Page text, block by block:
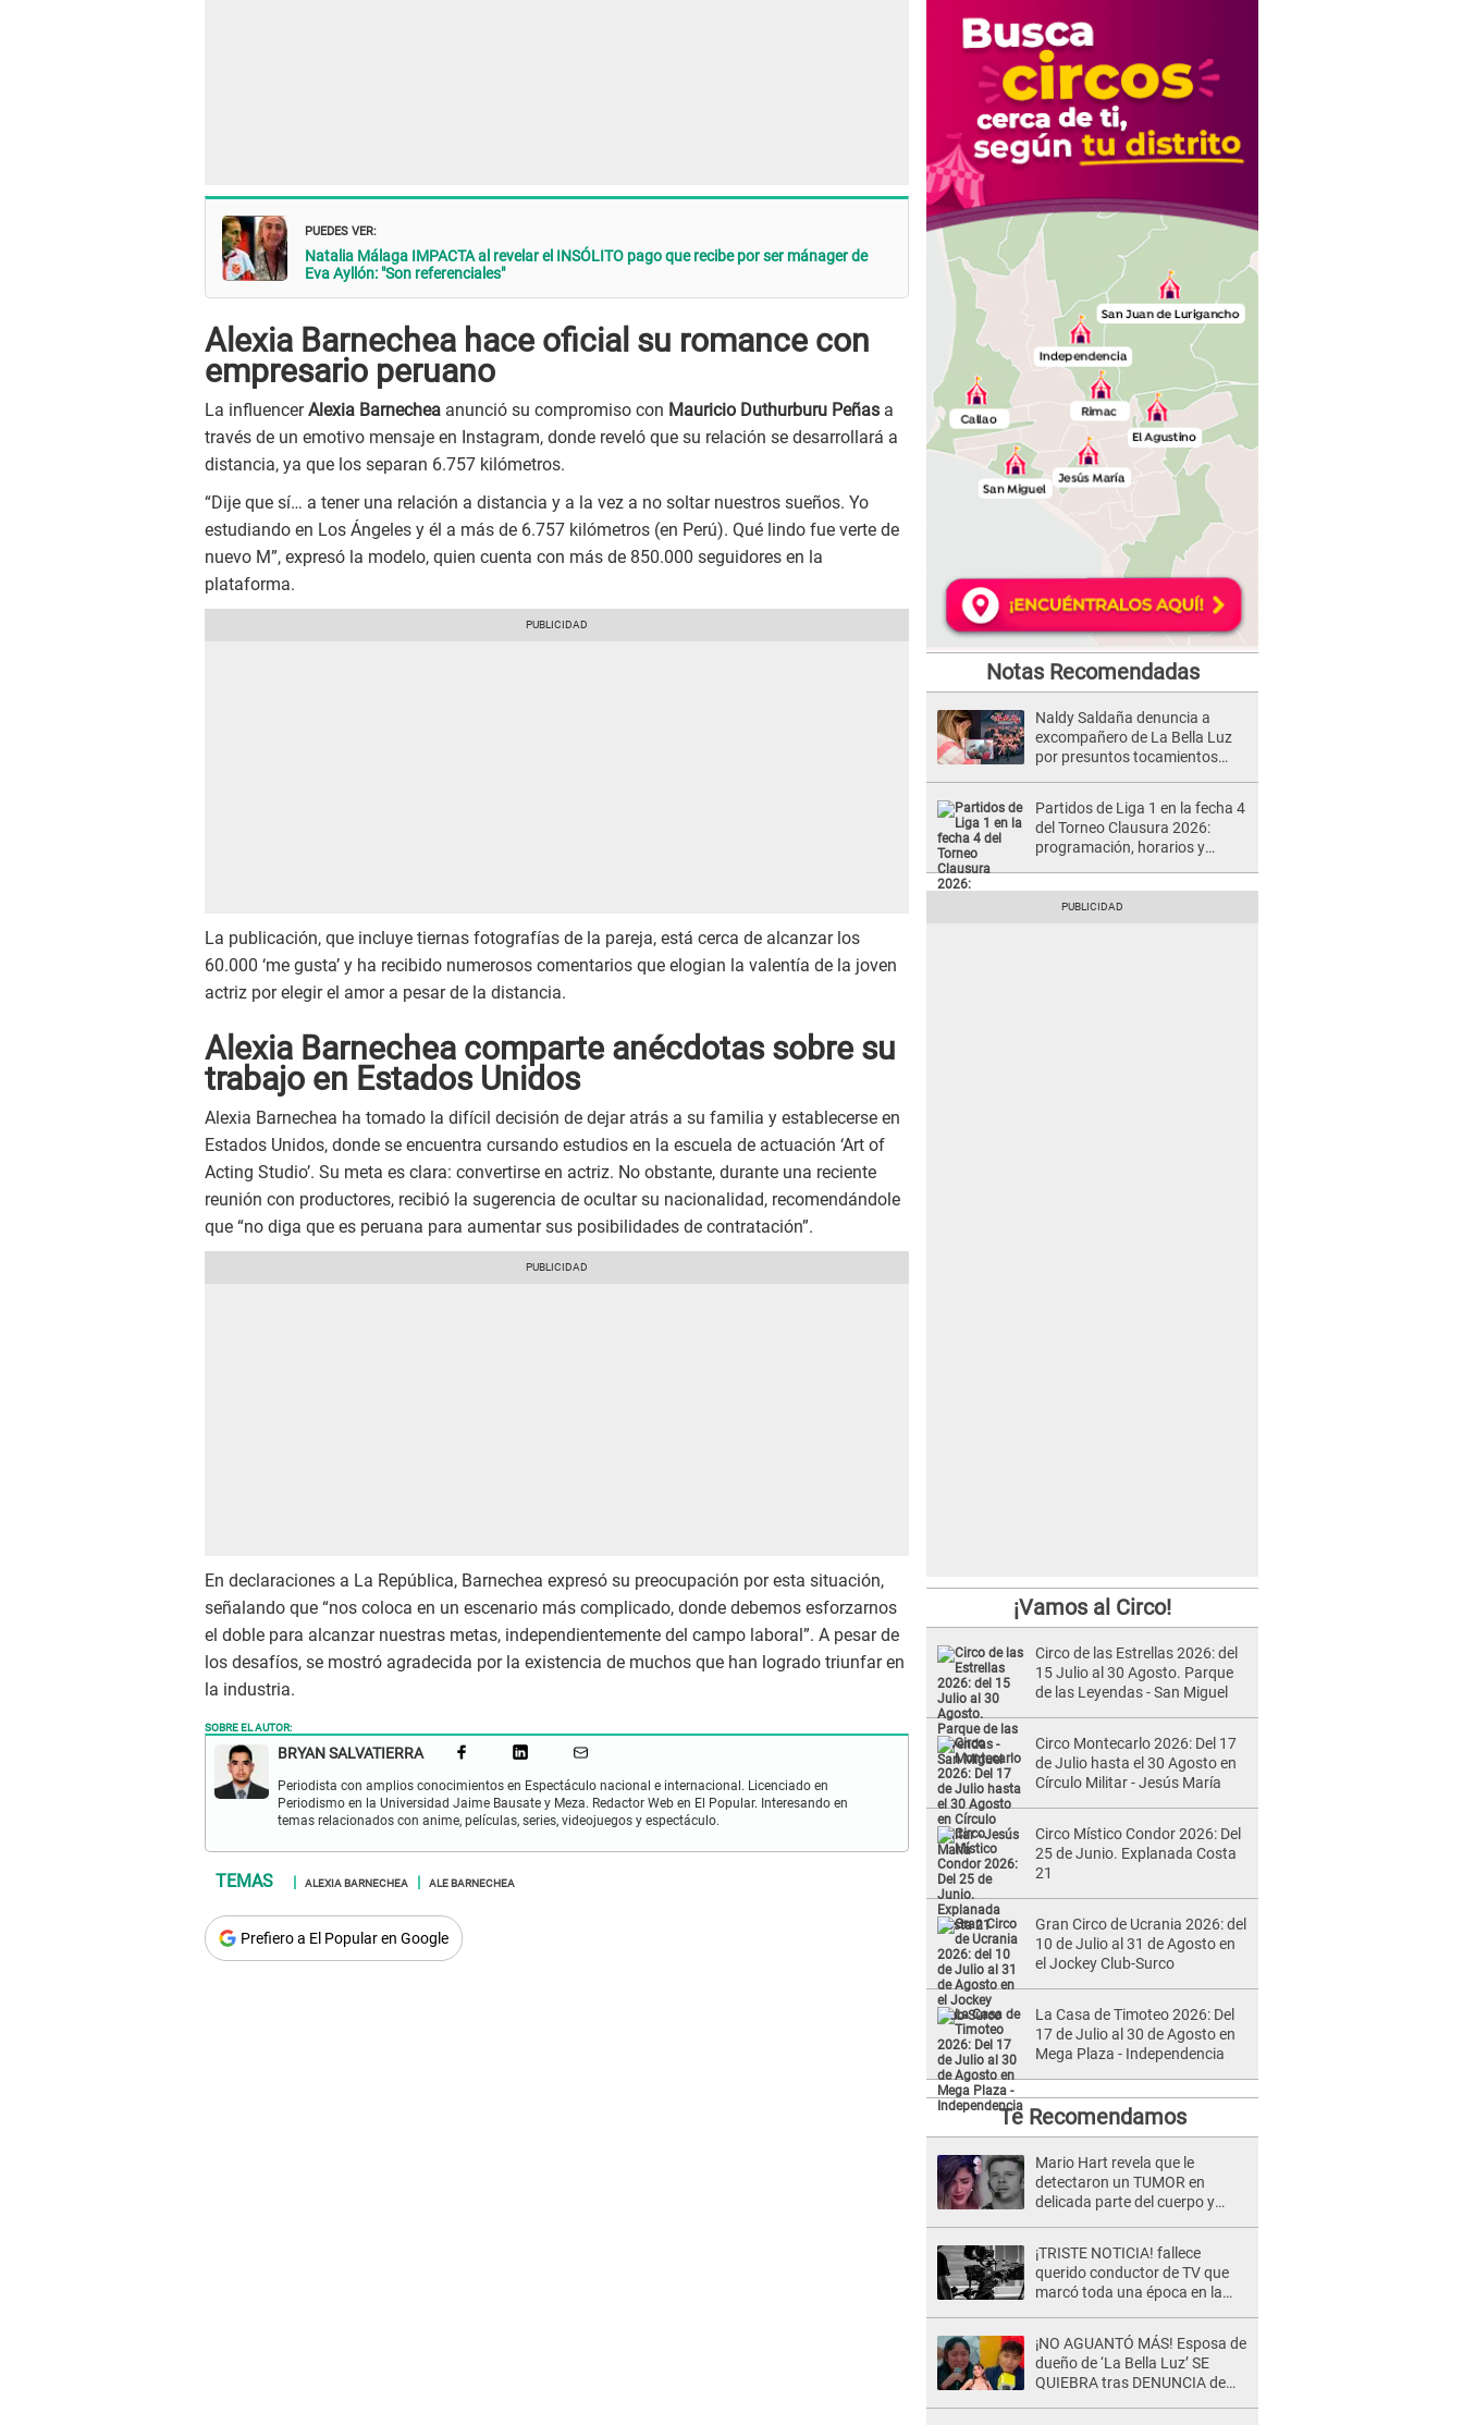
PUEDES VER:
Natalia Málaga IMPACTA al revelar el INSÓLITO pago que recibe por ser mánager de
Eva Ayllón: "Son referenciales"
Alexia Barnechea hace oficial su romance con
empresario peruano
La influencerAlexia Barnechea anunció su compromiso con Mauricio Duthurburu Peñas a
través de un emotivo mensaje en Instagram, donde reveló que su relación se desarrollará a
distancia, ya que los separan 6.757 kilómetros.
“Dije que sí… a tener una relación a distancia y a la vez a no soltar nuestros sueños. Yo
estudiando en Los Ángeles y él a más de 6.757 kilómetros (en Perú). Qué lindo fue verte de
nuevo M”, expresó la modelo, quien cuenta con más de 850.000 seguidores en la
plataforma.
La publicación, que incluye tiernas fotografías de la pareja, está cerca de alcanzar los
60.000 ‘me gusta’ y ha recibido numerosos comentarios que elogian la valentía de la joven
actriz por elegir el amor a pesar de la distancia.
Alexia Barnechea comparte anécdotas sobre su
trabajo en Estados Unidos
Alexia Barnechea ha tomado la difícil decisión de dejar atrás a su familia y establecerse en
Estados Unidos, donde se encuentra cursando estudios en la escuela de actuación ‘Art of
Acting Studio’. Su meta es clara: convertirse en actriz. No obstante, durante una reciente
reunión con productores, recibió la sugerencia de ocultar su nacionalidad, recomendándole
que “no diga que es peruana para aumentar sus posibilidades de contratación”.
En declaraciones a La República, Barnechea expresó su preocupación por esta situación,
señalando que “nos coloca en un escenario más complicado, donde debemos esforzarnos
el doble para alcanzar nuestras metas, independientemente del campo laboral”. A pesar de
los desafíos, se mostró agradecida por la existencia de muchos que han logrado triunfar en
la industria.
SOBRE EL AUTOR:
BRYAN SALVATIERRA
Periodista con amplios conocimientos en Espectáculo nacional e internacional. Licenciado en
Periodismo en la Universidad Jaime Bausate y Meza. Redactor Web en El Popular. Interesando en
temas relacionados con anime, películas, series, videojuegos y espectáculo.
ALEXIA BARNECHEA ALE BARNECHEA
Prefiero a El Popular en Google
Notas Recomendadas
Naldy Saldaña denuncia a
excompañero de La Bella Luz
por presuntos tocamientos
Partidos de Liga 1 en la fecha 4
del Torneo Clausura 2026:
programación, horarios y
¡Vamos al Circo!
Circo de las Estrellas 2026: del
15 Julio al 30 Agosto. Parque
de las Leyendas - San Miguel
Circo Montecarlo 2026: Del 17
de Julio hasta el 30 Agosto en
Círculo Militar - Jesús María
Circo Místico Condor 2026: Del
25 de Junio. Explanada Costa
21
Gran Circo de Ucrania 2026: del
10 de Julio al 31 de Agosto en
el Jockey Club-Surco
La Casa de Timoteo 2026: Del
17 de Julio al 30 de Agosto en
Mega Plaza - Independencia
Te Recomendamos
Mario Hart revela que le
detectaron un TUMOR en
delicada parte del cuerpo y
¡TRISTE NOTICIA! fallece
querido conductor de TV que
marcó toda una época en la
repentino adiós
¡NO AGUANTÓ MÁS! Esposa de
dueño de ‘La Bella Luz’ SE
QUIEBRA tras DENUNCIA de